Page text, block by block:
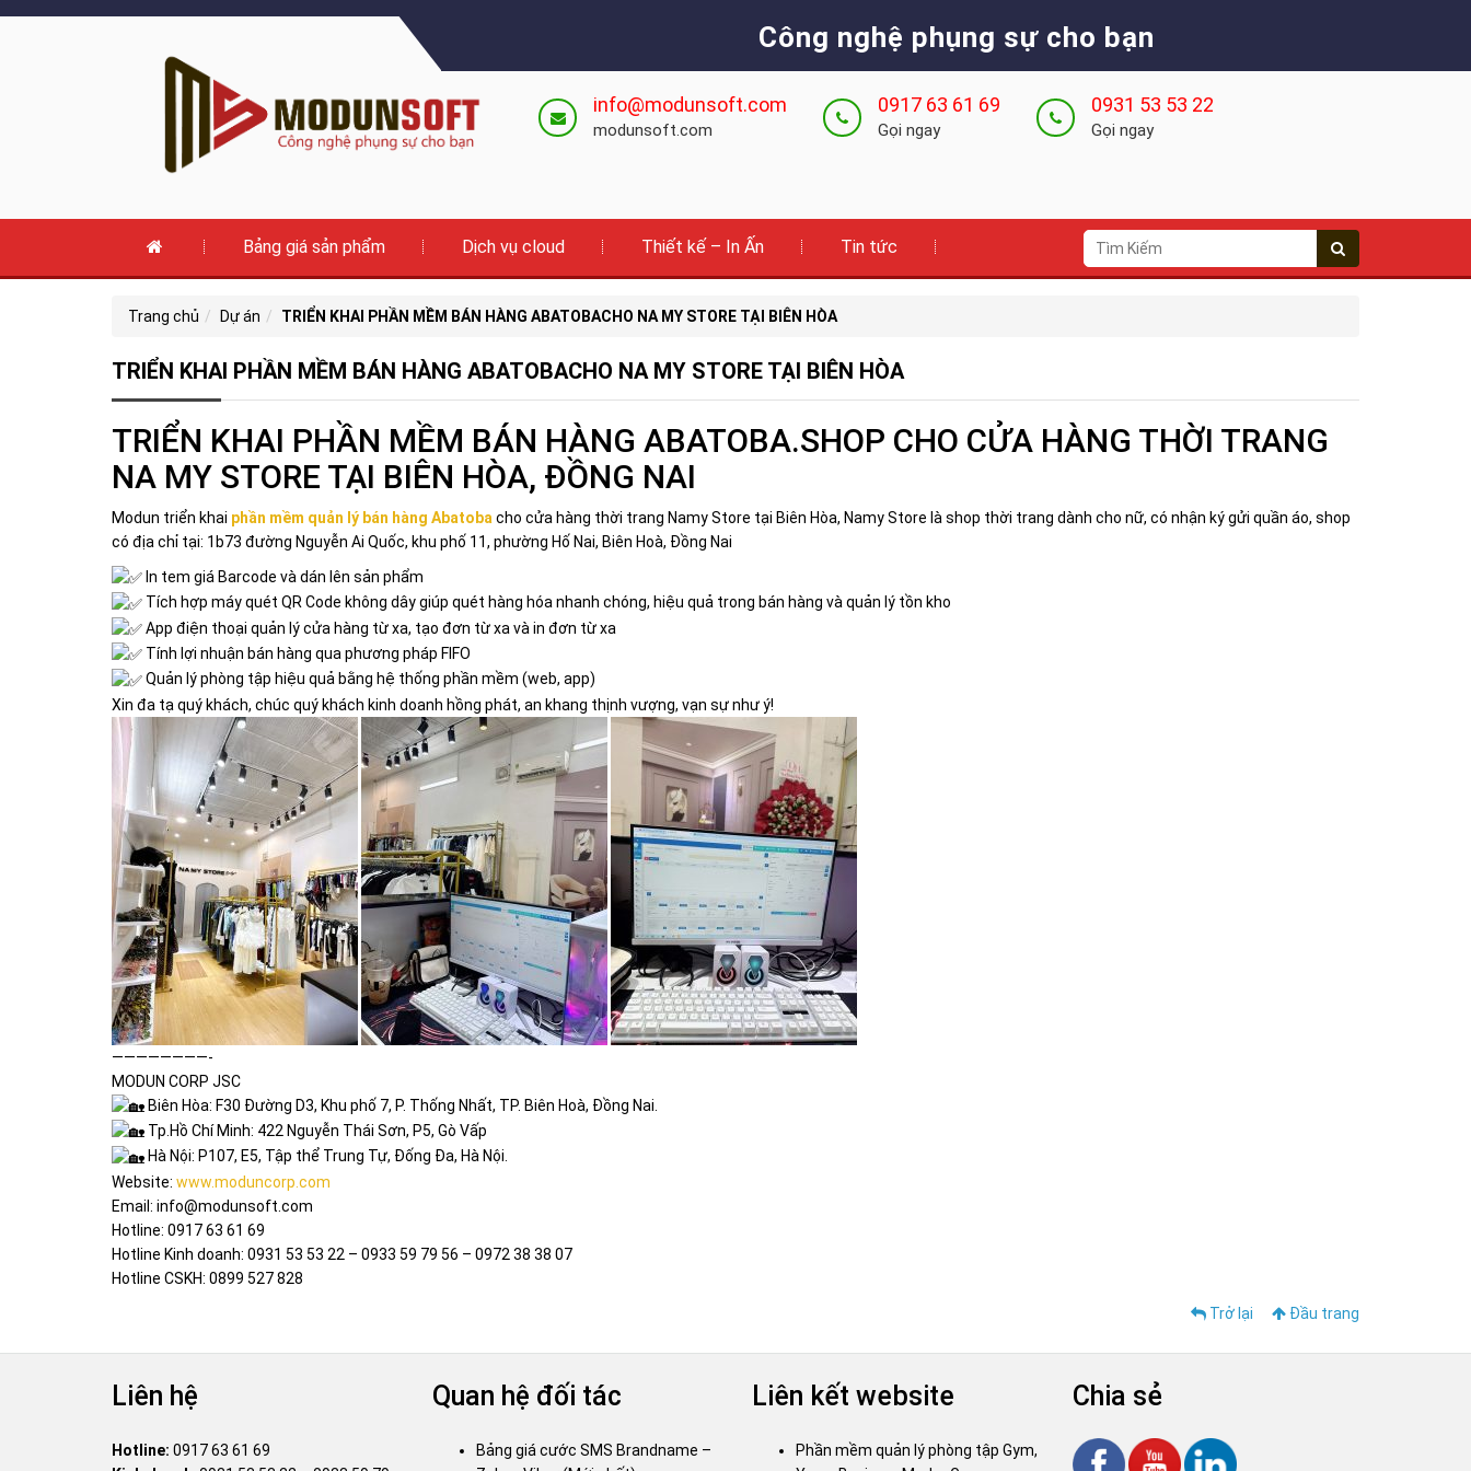
Công nghệ phụng sự cho bạn
info@modunsoft.com
modunsoft.com
0917 63 61 69
Gọi ngay
0931 53 53 22
Gọi ngay
Bảng giá sản phẩm Dịch vụ cloud Thiết kế – In Ấn Tin tức
Trang chủ Dự án TRIỂN KHAI PHẦN MỀM BÁN HÀNG ABATOBACHO NA MY STORE TẠI BIÊN HÒA
TRIỂN KHAI PHẦN MỀM BÁN HÀNG ABATOBACHO NA MY STORE TẠI BIÊN HÒA
TRIỂN KHAI PHẦN MỀM BÁN HÀNG ABATOBA.SHOP CHO CỬA HÀNG THỜI TRANG
NA MY STORE TẠI BIÊN HÒA, ĐỒNG NAI
Modun triển khai phần mềm quản lý bán hàng Abatoba cho cửa hàng thời trang Namy Store tại Biên Hòa, Namy Store là shop thời trang dành cho nữ, có nhận ký gửi quần áo, shop
có địa chỉ tại: 1b73 đường Nguyễn Ai Quốc, khu phố 11, phường Hố Nai, Biên Hoà, Đồng Nai
In tem giá Barcode và dán lên sản phẩm
Tích hợp máy quét QR Code không dây giúp quét hàng hóa nhanh chóng, hiệu quả trong bán hàng và quản lý tồn kho
App điện thoại quản lý cửa hàng từ xa, tạo đơn từ xa và in đơn từ xa
Tính lợi nhuận bán hàng qua phương pháp FIFO
Quản lý phòng tập hiệu quả bằng hệ thống phần mềm (web, app)
Xin đa tạ quý khách, chúc quý khách kinh doanh hồng phát, an khang thịnh vượng, vạn sự như ý!
————————-
MODUN CORP JSC
Biên Hòa: F30 Đường D3, Khu phố 7, P. Thống Nhất, TP. Biên Hoà, Đồng Nai.
Tp.Hồ Chí Minh: 422 Nguyễn Thái Sơn, P5, Gò Vấp
Hà Nội: P107, E5, Tập thể Trung Tự, Đống Đa, Hà Nội.
Website: www.moduncorp.com
Email: info@modunsoft.com
Hotline: 0917 63 61 69
Hotline Kinh doanh: 0931 53 53 22 – 0933 59 79 56 – 0972 38 38 07
Hotline CSKH: 0899 527 828
Trở lại
Đầu trang
Liên hệ
Hotline: 0917 63 61 69
Quan hệ đối tác
Bảng giá cước SMS Brandname –
Liên kết website
Phần mềm quản lý phòng tập Gym,
Chia sẻ